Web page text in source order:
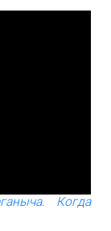
Когда